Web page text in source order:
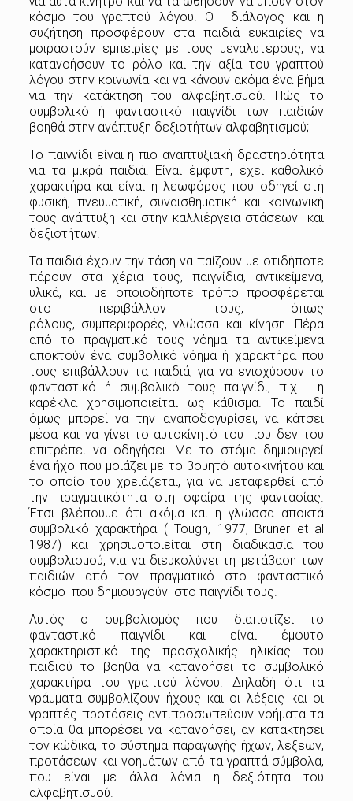
κόσμο του γραπτού λόγου. Ο διάλογος και η
συζήτηση προσφέρουν στα παιδιά ευκαιρίες να
μοιραστούν εμπειρίες με τους μεγαλυτέρους, να
κατανοήσουν το ρόλο και την αξία του γραπτού
λόγου στην κοινωνία και να κάνουν ακόμα ένα βήμα
για την κατάκτηση του αλφαβητισμού. Πώς το
συμβολικό ή φανταστικό παιγνίδι των παιδιών
βοηθά στην ανάπτυξη δεξιοτήτων αλφαβητισμού;
Το παιγνίδι είναι η πιο αναπτυξιακή δραστηριότητα
για τα μικρά παιδιά. Είναι έμφυτη, έχει καθολικό
χαρακτήρα και είναι η λεωφόρος που οδηγεί στη
φυσική, πνευματική, συναισθηματική και κοινωνική
τους ανάπτυξη και στην καλλιέργεια στάσεων και
δεξιοτήτων.
Τα παιδιά έχουν την τάση να παίζουν με οτιδήποτε
πάρουν στα χέρια τους, παιγνίδια, αντικείμενα,
υλικά, και με οποιοδήποτε τρόπο προσφέρεται
στο περιβάλλον τους, όπως
ρόλους, συμπεριφορές, γλώσσα και κίνηση. Πέρα
από το πραγματικό τους νόημα τα αντικείμενα
αποκτούν ένα συμβολικό νόημα ή χαρακτήρα που
τους επιβάλλουν τα παιδιά, για να ενισχύσουν το
φανταστικό ή συμβολικό τους παιγνίδι, π.χ. η
καρέκλα χρησιμοποιείται ως κάθισμα. Το παιδί
όμως μπορεί να την αναποδογυρίσει, να κάτσει
μέσα και να γίνει το αυτοκίνητό του που δεν του
επιτρέπει να οδηγήσει. Με το στόμα δημιουργεί
ένα ήχο που μοιάζει με το βουητό αυτοκινήτου και
το οποίο του χρειάζεται, για να μεταφερθεί από
την πραγματικότητα στη σφαίρα της φαντασίας.
Έτσι βλέπουμε ότι ακόμα και η γλώσσα αποκτά
συμβολικό χαρακτήρα ( Tough, 1977, Bruner et al
1987) και χρησιμοποιείται στη διαδικασία του
συμβολισμού, για να διευκολύνει τη μετάβαση των
παιδιών από τον πραγματικό στο φανταστικό
κόσμο που δημιουργούν στο παιγνίδι τους.
Αυτός ο συμβολισμός που διαποτίζει το
φανταστικό παιγνίδι και είναι έμφυτο
χαρακτηριστικό της προσχολικής ηλικίας του
παιδιού το βοηθά να κατανοήσει το συμβολικό
χαρακτήρα του γραπτού λόγου. Δηλαδή ότι τα
γράμματα συμβολίζουν ήχους και οι λέξεις και οι
γραπτές προτάσεις αντιπροσωπεύουν νοήματα τα
οποία θα μπορέσει να κατανοήσει, αν κατακτήσει
τον κώδικα, το σύστημα παραγωγής ήχων, λέξεων,
προτάσεων και νοημάτων από τα γραπτά σύμβολα,
που είναι με άλλα λόγια η δεξιότητα του
αλφαβητισμού.